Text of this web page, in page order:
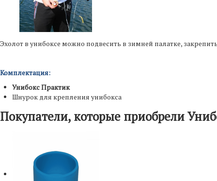
Эхолот в унибоксе можно подвесить в зимней палатке,
Комплектация:
Унибокс Практик
Шнурок для крепления унибокса
Покупатели, которые приобрели